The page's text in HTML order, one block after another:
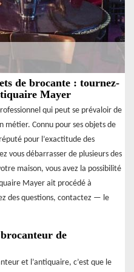
de brocante : tournez-
Mayer
qui peut se prévaloir de
métier. Connu pour ses objets de
pour l’exactitude des
vous débarrasser de plusieurs des
maison, vous avez la possibilité
Mayer ait procédé à
des questions, contactez — le
de
et l’antiquaire, c’est que le